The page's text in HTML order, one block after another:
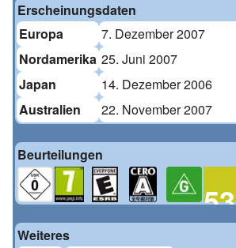
Erscheinungsdaten
Europa
7. Dezember 2007
Nordamerika 25. Juni 2007
Japan
14. Dezember 2006
Australien
22. November 2007
Beurteilungen
53
Weiteres